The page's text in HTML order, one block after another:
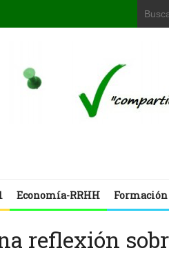
Economía-RRHH Formación
reflexión